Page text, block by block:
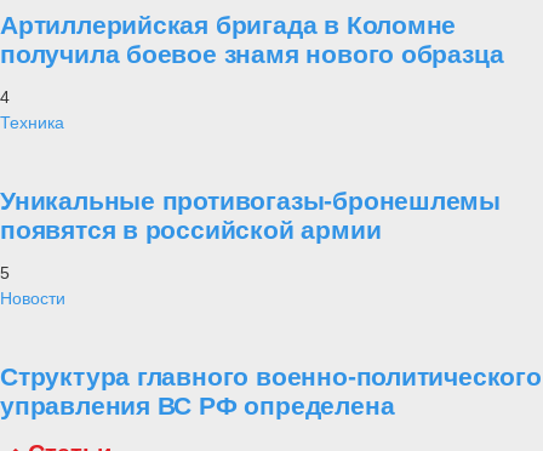
поставленные выше вопросы, разобраться в истинных причинах
событий, удостовериться и укрепиться в правоте и обоснованности
действий России на Украине.
28 января
западной техники
Самое читаемое
1
Рейтинг лучших полководцев согласно
математическим расчетам